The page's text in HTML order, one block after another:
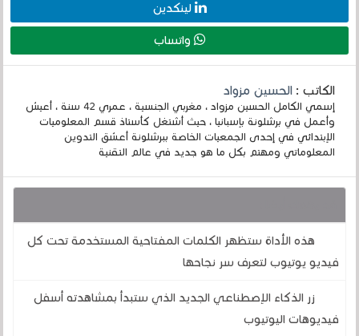
لينكدين
واتساب
الكاتب :الحسين مزواد
إسمي الكامل الحسين مزواد ، مغربي الجنسية ، عمري 42 سنة ، أعيش
وأعمل في برشلونة بإسبانيا ، حيث أشتغل كأستاذ قسم المعلوميات
الإبتدائي في إحدى الجمعيات الخاصة ببرشلونة أعشق التدوين
المعلوماتي ومهتم بكل ما هو جديد في عالم التقنية
هذه الأداة ستظهر الكلمات المفتاحية المستخدمة تحت كل
فيديو يوتيوب لتعرف سر نجاحها
زر الذكاء الإصطناعي الجديد الذي ستبدأ بمشاهدته أسفل
فيديوهات اليوتيوب